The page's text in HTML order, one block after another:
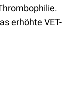
erhöhte VET-